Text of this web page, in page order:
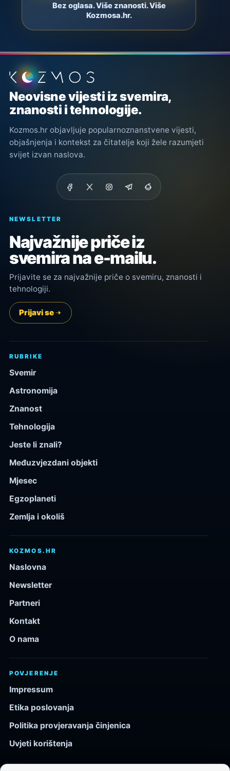
Bez oglasa. Više znanosti. Više
Kozmosa.hr.
Podnožje stranice
Neovisne vijesti iz svemira,
znanosti i tehnologije.
Kozmos.hr objavljuje popularnoznanstvene vijesti,
objašnjenja i kontekst za čitatelje koji žele razumjeti
svijet izvan naslova.
NEWSLETTER
Najvažnije priče iz
svemira na e-mailu.
Prijavite se za najvažnije priče o svemiru, znanosti i
tehnologiji.
Prijavi se
RUBRIKE
Svemir
Astronomija
Znanost
Tehnologija
Jeste li znali?
Međuzvjezdani objekti
Mjesec
Egzoplaneti
Zemlja i okoliš
KOZMOS.HR
Naslovna
Newsletter
Partneri
Kontakt
O nama
POVJERENJE
Impressum
Etika poslovanja
Politika provjeravanja činjenica
Uvjeti korištenja